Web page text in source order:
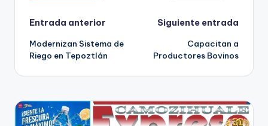
Navegación
de
entradas
Entrada anterior
Modernizan Sistema de
Riego en Tepoztlán
Siguiente entrada
Capacitan a
Productores Bovinos